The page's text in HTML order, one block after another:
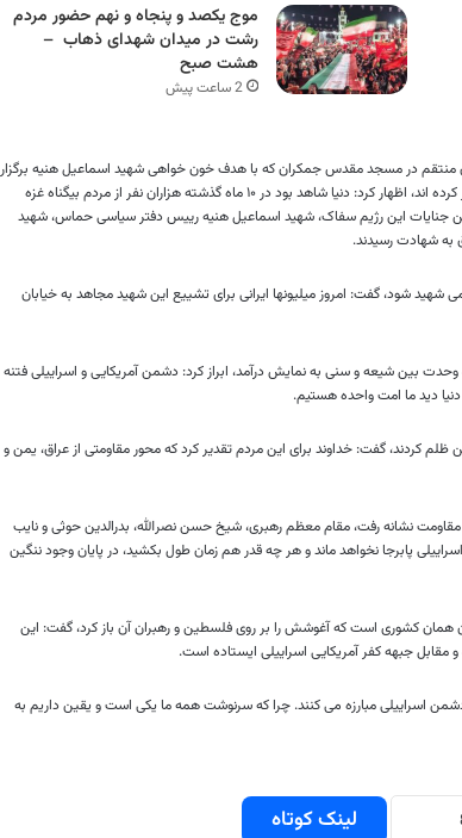
موج یکصد و پنجاه و نهم حضور مردم
رشت در میدان شهدای ذهاب –
هشت صبح
2 ساعت پیش
منتقم در مسجد مقدس جمکران که با هدف خون خواهی شهید اسماعیل هنیه برگزار
شد، با اشاره به اینکه فلسطینیان برای آزادی وطن و کشورشان خون ها نثار کرده اند، اظهار کرد: دنیا شاهد بود در ۱۰ ماه گذشته هزاران نفر از مردم بیگناه غزه
جنایات این رژیم سفاک، شهید اسماعیل هنیه رییس دفتر سیاسی حماس، شهید
به شهادت رسیدند.
شهید شود، گفت: امروز میلیونها ایرانی برای تشییع این شهید مجاهد به خیابان
بین شیعه و سنی به نمایش درآمد، ابراز کرد: دشمن آمریکایی و اسراییلی فتنه
دنیا دید ما امت واحده هستیم.
کردند، گفت: خداوند برای این مردم تقدیر کرد که محور مقاومتی از عراق، یمن و
نشانه رفت، مقام معظم رهبری، شیخ حسن نصرالله، بدرالدین حوثی و نایب
پابرجا نخواهد ماند و هر چه قدر هم زمان طول بکشید، در پایان وجود ننگین
همان کشوری است که آغوشش را بر روی فلسطین و رهبران آن باز کرد، گفت: این
مقابل جبهه کفر آمریکایی اسراییلی ایستاده است.
اسراییلی مبارزه می کنند. چرا که سرنوشت همه ما یکی است و یقین داریم به
لینک کوتاه